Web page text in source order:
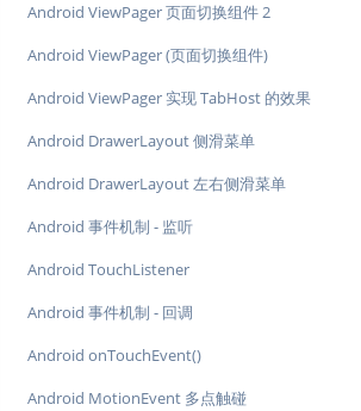
Android ViewPager 页面切换组件 2
Android ViewPager (页面切换组件)
Android ViewPager 实现 TabHost 的效果
Android DrawerLayout 侧滑菜单
Android DrawerLayout 左右侧滑菜单
Android 事件机制 - 监听
Android TouchListener
Android 事件机制 - 回调
Android onTouchEvent()
Android MotionEvent 多点触碰